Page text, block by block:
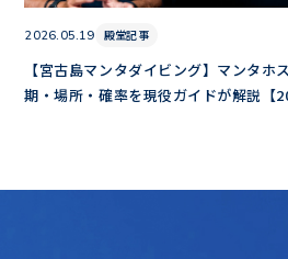
2026.05.19 殿堂記事
【宮古島マンタダイビング】マンタホ
期・場所・確率を現役ガイドが解説【